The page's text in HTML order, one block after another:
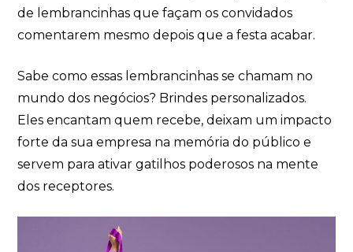
de lembrancinhas que façam os convidados
comentarem mesmo depois que a festa acabar.
Sabe como essas lembrancinhas se chamam no
mundo dos negócios? Brindes personalizados.
Eles encantam quem recebe, deixam um impacto
forte da sua empresa na memória do público e
servem para ativar gatilhos poderosos na mente
dos receptores.
online